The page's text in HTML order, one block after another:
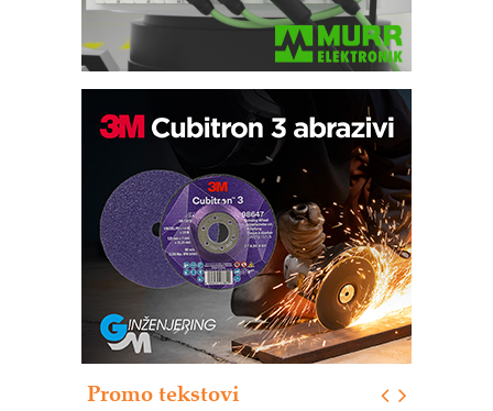
Promo tekstovi
Trajna oznaka kao dugoročna korist
Bezbednost na prvom mestu!
IB BLUMENAUER - više od 40 godina
poverenja u industriji
RMQ-TITAN ADVANCED INDICATOR
– Pametna signalizacija za efikasnije
upravljanje mašinama
Sigurnije ispitivanje transformatora u
solarnim elektranama i vetroparkovima